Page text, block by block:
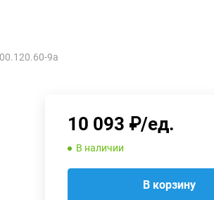
9а
10 093 ₽/ед.
В наличии
В корзину